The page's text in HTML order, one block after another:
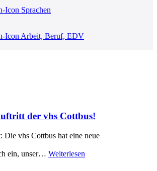
der vhs Cottbus!
Die vhs Cottbus hat eine neue
ein, unser… Weiterlesen